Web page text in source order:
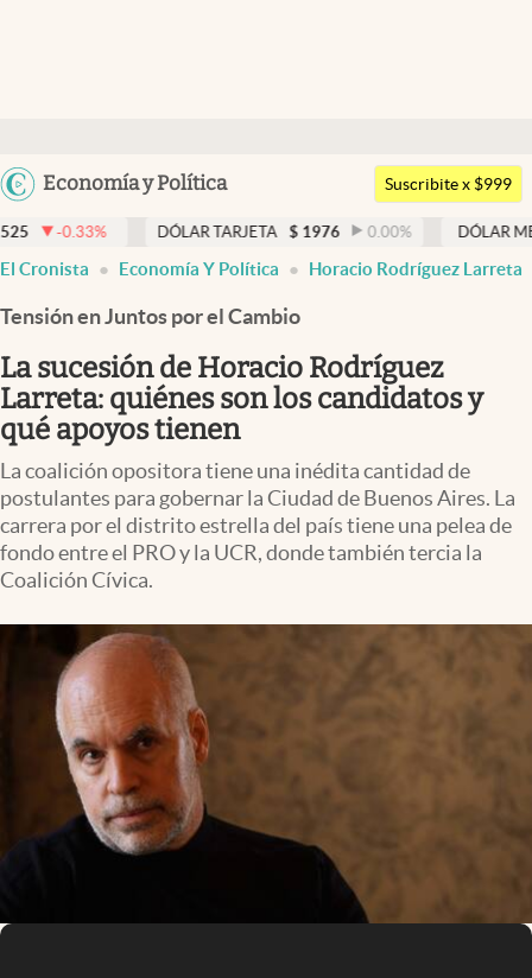
Argentina
Uruguay
Economía y Política
Members
Economía y Política
Finanzas y Mercados
Mercados Online
Negocios
Columnistas
Apertura
Infotechnology
Clase
Mundial 2026
Eventos Corporativos
El Cronista Studio
abre en nueva pestaña
Suscribite x $999
DÓLAR TARJETA $ 1976 0.00 % DÓLAR MEP 1526,03
El Cronista Economía Y Política Horacio Rodríguez Larreta
Tensión en Juntos por el Cambio
La sucesión de Horacio Rodríguez
Larreta: quiénes son los candidatos y
qué apoyos tienen
La coalición opositora tiene una inédita cantidad de
postulantes para gobernar la Ciudad de Buenos Aires. La
carrera por el distrito estrella del país tiene una pelea de
fondo entre el PRO y la UCR, donde también tercia la
Coalición Cívica.